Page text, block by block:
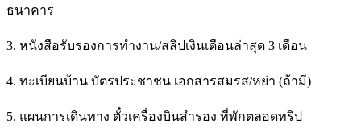
ธนาคาร
3. หนังสือรับรองการทำงาน/สลิปเงินเดือนล่าสุด 3 เดือน
4. ทะเบียนบ้าน บัตรประชาชน เอกสารสมรส/หย่า (ถ้ามี)
5. แผนการเดินทาง ตั๋วเครื่องบินสำรอง ที่พักตลอดทริป